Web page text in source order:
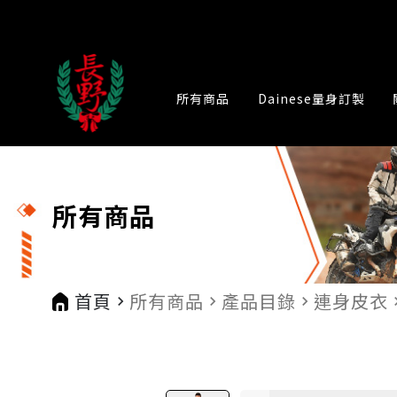
所有商品 Dainese量身訂製
所有商品
首頁 navigate_next 所有商品 navigate_next 產品目錄 navigate_next 連身皮衣